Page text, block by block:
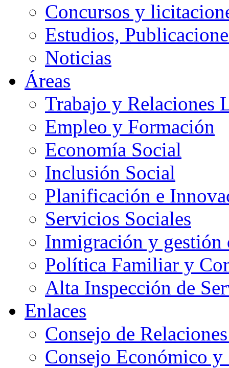
Concursos y
Estudios,
Noticias
Áreas
Trabajo y Relaciones
Empleo y Formación
Economía Social
Inclusión Social
Planificación e
Servicios Sociales
Inmigración y gestión
Política Familiar y
Alta Inspección de
Enlaces
Consejo de
Consejo Económico y